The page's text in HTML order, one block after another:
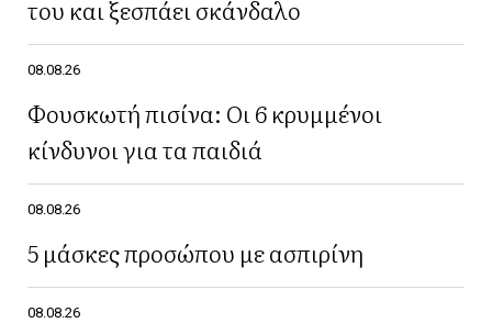
του και ξεσπάει σκάνδαλο
08.08.26
Φουσκωτή πισίνα: Οι 6 κρυμμένοι
κίνδυνοι για τα παιδιά
08.08.26
5 μάσκες προσώπου με ασπιρίνη
08.08.26